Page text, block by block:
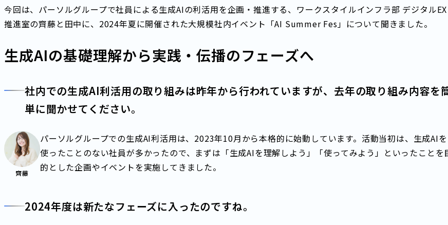
今回は、パーソルグループで社員による生成AIの利活用を企画・推進する、ワークスタイルインフラ部 デジタルEX
推進室の齊藤と田中に、2024年夏に開催された大規模社内イベント「AI Summer Fes」について聞きました。
生成AIの基礎理解から実践・伝播のフェーズへ
社内での生成AI利活用の取り組みは昨年から行われていますが、去年の取り組み内容を
単に聞かせてください。
齊藤
パーソルグループでの生成AI利活用は、2023年10月から本格的に始動しています。活動当初は、生成AIを
使ったことのない社員が多かったので、まずは「生成AIを理解しよう」「使ってみよう」といったことを
的とした企画やイベントを実施してきました。
2024年度は新たなフェーズに入ったのですね。